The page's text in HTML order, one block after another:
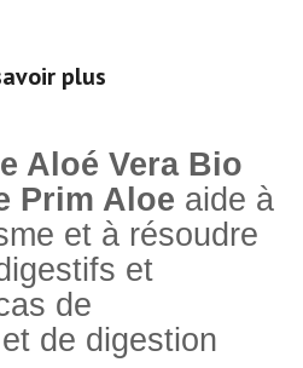
plus
Aloé Vera Bio
Prim Aloe aide à
et à résoudre
et
de
de digestion